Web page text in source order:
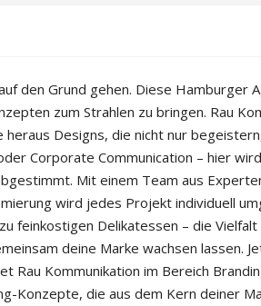
den Grund gehen. Diese Hamburger
zum Strahlen zu bringen. Rau
Designs, die nicht nur
Corporate Communication – hier
Mit einem Team aus
wird jedes Projekt individuell
feinkostigen Delikatessen – die
deine Marke wachsen lassen.
Rau Kommunikation im Bereich
Konzepte, die aus dem Kern deiner